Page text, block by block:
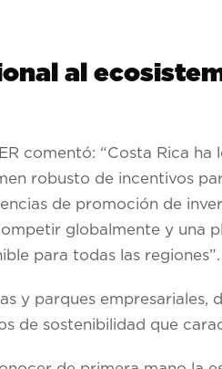
al
comentó: “Costa Rica
robusto de incentivos
de promoción de
globalmente y una
para todas las regiones”.
y parques
de sostenibilidad que